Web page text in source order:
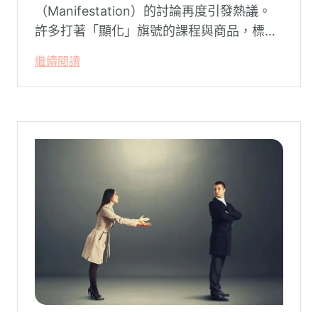
（Manifestation）的討論再度引發熱議。
許多打著「顯化」旗號的課程與商品，標榜
能吸引財富、關係與健康。這類論述聽起來
療癒，卻經常缺乏實證基礎，甚至可能對正
繼續閱讀